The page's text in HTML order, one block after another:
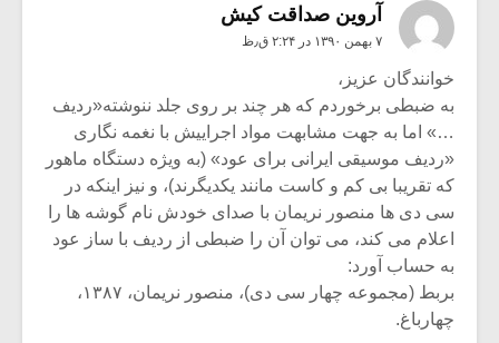
آروین صداقت کیش
۷ بهمن ۱۳۹۰ در ۲:۲۴ ق٫ظ
خوانندگان عزیز،
به ضبطی برخوردم که هر چند بر روی جلد ننوشته«ردیف
…» اما به جهت مشابهت مواد اجراییش با نغمه نگاری
«ردیف موسیقی ایرانی برای عود» (به ویژه دستگاه ماهور
که تقریبا بی کم و کاست مانند یکدیگرند)، و نیز اینکه در
سی دی ها منصور نریمان با صدای خودش نام گوشه ها را
اعلام می کند، می توان آن را ضبطی از ردیف با ساز عود
به حساب آورد:
بربط (مجموعه چهار سی دی)، منصور نریمان، ۱۳۸۷،
چهارباغ.